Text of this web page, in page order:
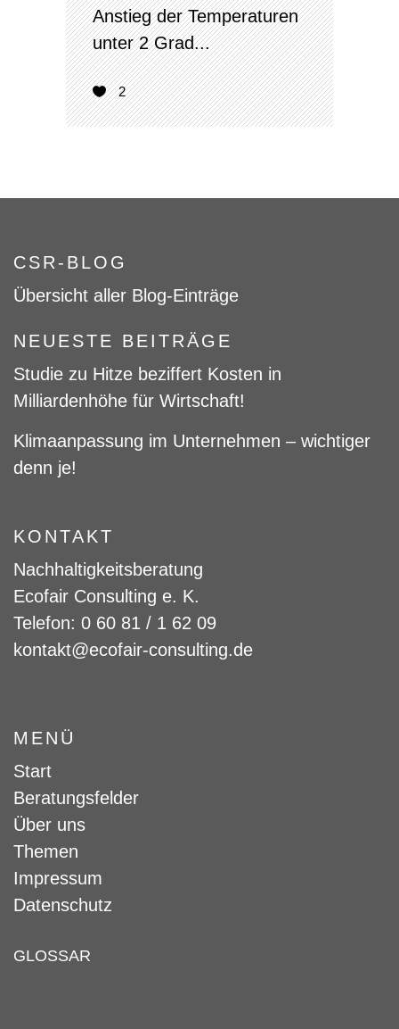
Anstieg der Temperaturen
unter 2 Grad...
2
CSR-BLOG
Übersicht aller Blog-Einträge
NEUESTE BEITRÄGE
Studie zu Hitze beziffert Kosten in
Milliardenhöhe für Wirtschaft!
Klimaanpassung im Unternehmen – wichtiger
denn je!
KONTAKT
Nachhaltigkeitsberatung
Ecofair Consulting e. K.
Telefon: 0 60 81 / 1 62 09
kontakt@ecofair-consulting.de
MENÜ
Start
Beratungsfelder
Über uns
Themen
Impressum
Datenschutz
GLOSSAR